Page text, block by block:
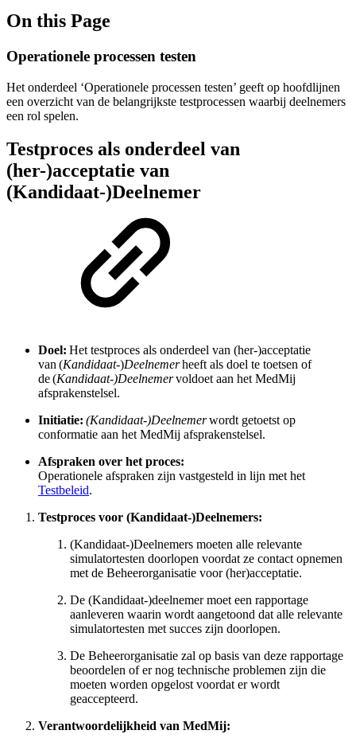
On this Page
Operationele processen testen
Het onderdeel ‘Operationele processen testen’ geeft op hoofdlijnen
een overzicht van de belangrijkste testprocessen waarbij deelnemers
een rol spelen.
Testproces als onderdeel van
(her-)acceptatie van
(Kandidaat-)Deelnemer
Doel: Het testproces als onderdeel van (her-)acceptatie
van (Kandidaat-)Deelnemerheeft als doel te toetsen of
de (Kandidaat-)Deelnemervoldoet aan het MedMij
afsprakenstelsel.
Initiatie: (Kandidaat-)Deelnemerwordt getoetst op
conformatie aan het MedMij afsprakenstelsel.
Afspraken over het proces:
Operationele afspraken zijn vastgesteld in lijn met het
Testbeleid.
Testproces voor (Kandidaat-)Deelnemers:
(Kandidaat-)Deelnemers moeten alle relevante
simulatortesten doorlopen voordat ze contact opnemen
met de Beheerorganisatie voor (her)acceptatie.
De (Kandidaat-)deelnemer moet een rapportage
aanleveren waarin wordt aangetoond dat alle relevante
simulatortesten met succes zijn doorlopen.
De Beheerorganisatie zal op basis van deze rapportage
beoordelen of er nog technische problemen zijn die
moeten worden opgelost voordat er wordt
geaccepteerd.
Verantwoordelijkheid van MedMij: